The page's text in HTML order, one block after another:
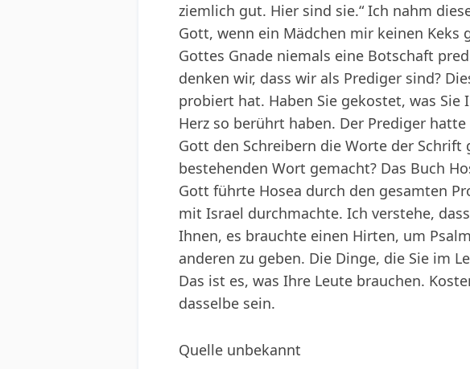
ziemlich gut. Hier sind sie.“ Ich nahm
Gott, wenn ein Mädchen mir keinen
Gottes Gnade niemals eine Botschaft
denken wir, dass wir als Prediger sind?
probiert hat. Haben Sie gekostet, was
Herz so berührt haben. Der Prediger
Gott den Schreibern die Worte der
bestehenden Wort gemacht? Das Buch
Gott führte Hosea durch den gesamten
mit Israel durchmachte. Ich verstehe,
Ihnen, es brauchte einen Hirten, um
anderen zu geben. Die Dinge, die Sie im
Das ist es, was Ihre Leute brauchen.
dasselbe sein.
Quelle unbekannt